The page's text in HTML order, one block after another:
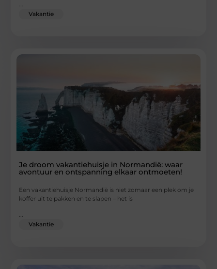
...
Vakantie
Je droom vakantiehuisje in Normandië: waar
avontuur en ontspanning elkaar ontmoeten!
Een vakantiehuisje Normandië is niet zomaar een plek om je
koffer uit te pakken en te slapen – het is
Vakantie